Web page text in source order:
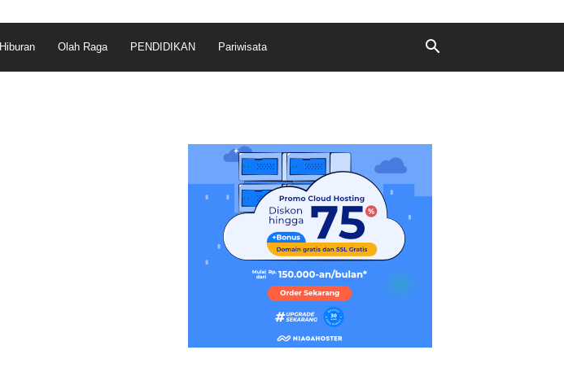
Hiburan Olah Raga PENDIDIKAN Pariwisata